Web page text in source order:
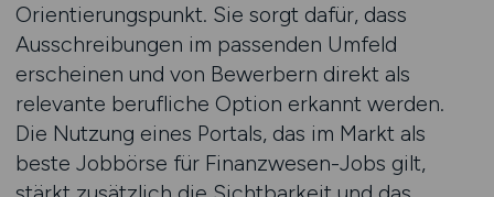
Orientierungspunkt. Sie sorgt dafür, dass
Ausschreibungen im passenden Umfeld
erscheinen und von Bewerbern direkt als
relevante berufliche Option erkannt werden.
Die Nutzung eines Portals, das im Markt als
beste Jobbörse für Finanzwesen-Jobs gilt,